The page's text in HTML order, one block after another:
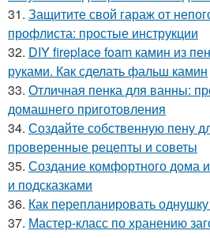
31. Защитите свой гараж от
профлиста: простые инструкции
32. DIY fireplace foam камин из
руками. Как сделать фальш камин
33. Отличная пенка для ванны:
домашнего приготовления
34. Создайте собственную пену
проверенные рецепты и советы
35. Создание комфортного дома
и подсказками
36. Как перепланировать
37. Мастер-класс по хранению